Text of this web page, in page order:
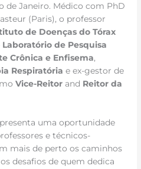
de Janeiro. Médico com PhD
(Paris), o professor
de Doenças do Tórax
de Pesquisa
Crônica e Enfisema,
Respiratória e ex-gestor de
Vice-Reitor and Reitor da
uma oportunidade
e técnicos-
mais de perto os caminhos
desafios de quem dedica